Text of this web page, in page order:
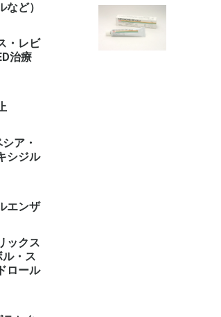
ど）
・レビ
治療
ア・
シジル
エンザ
ックス
・ス
ロール